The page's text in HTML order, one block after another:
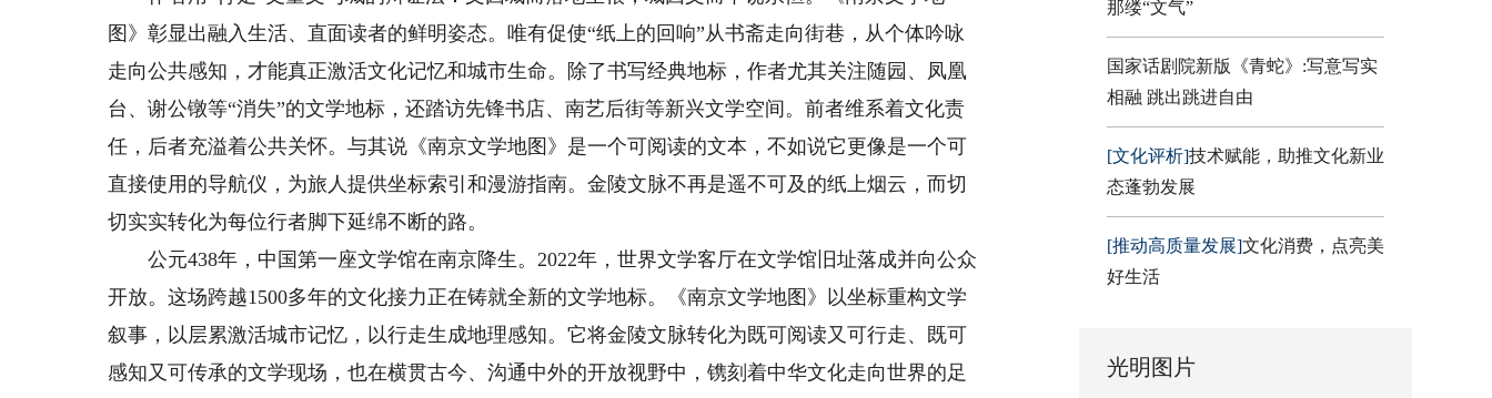
图》彰显出融入生活、直面读者的鲜明姿态。唯有促使“纸上的回响”从书斋走向街巷，从个体吟咏
走向公共感知，才能真正激活文化记忆和城市生命。除了书写经典地标，作者尤其关注随园、凤凰
台、谢公镦等“消失”的文学地标，还踏访先锋书店、南艺后街等新兴文学空间。前者维系着文化责
任，后者充溢着公共关怀。与其说《南京文学地图》是一个可阅读的文本，不如说它更像是一个可
直接使用的导航仪，为旅人提供坐标索引和漫游指南。金陵文脉不再是遥不可及的纸上烟云，而切
切实实转化为每位行者脚下延绵不断的路。
公元438年，中国第一座文学馆在南京降生。2022年，世界文学客厅在文学馆旧址落成并向公众
开放。这场跨越1500多年的文化接力正在铸就全新的文学地标。《南京文学地图》以坐标重构文学
叙事，以层累激活城市记忆，以行走生成地理感知。它将金陵文脉转化为既可阅读又可行走、既可
感知又可传承的文学现场，也在横贯古今、沟通中外的开放视野中，镌刻着中华文化走向世界的足
那缕“文气”
国家话剧院新版《青蛇》:写意写实
相融 跳出跳进自由
[文化评析]技术赋能，助推文化新业
态蓬勃发展
[推动高质量发展]文化消费，点亮美
好生活
光明图片